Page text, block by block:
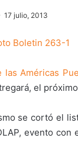
17 julio, 2013
las Américas
el
se cortó el
evento